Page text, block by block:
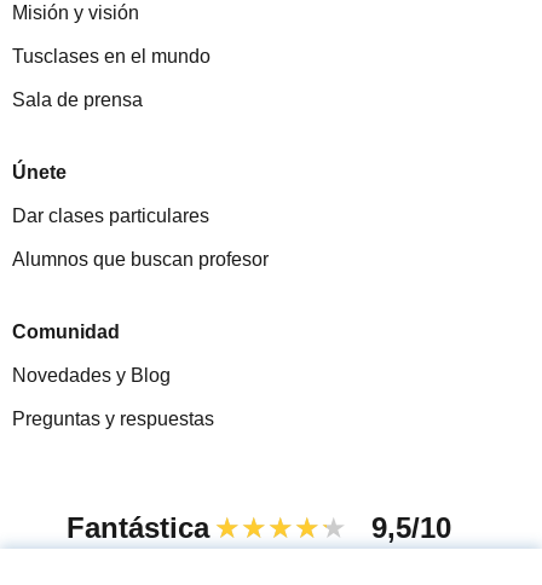
Misión y visión
Tusclases en el mundo
Sala de prensa
Únete
Dar clases particulares
Alumnos que buscan profesor
Comunidad
Novedades y Blog
Preguntas y respuestas
Fantástica ★★★★★ 9,5/10